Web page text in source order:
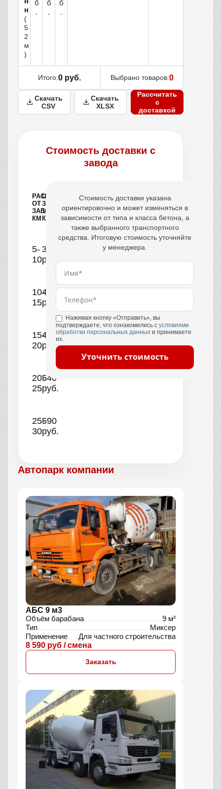
н
(
5
2
м
)
б
.
б
.
б
.
Итого:0 руб. Выбрано товаров:0
Скачать
CSV
Скачать
XLSX
Рассчитать
с
доставкой
Стоимость доставки с
завода
РАССТОЯНИЕ
ОТ
ЗАВОДА,
КМ
ЦЕНА
ЗА
1
КУБ
5-
10
390
руб.
10-
15
440
руб.
15-
20
490
руб.
20-
25
540
руб.
25-
30
590
руб.
Стоимость доставки указана
ориентировочно и может изменяться в
зависимости от типа и класса бетона, а
также выбранного транспортного
средства. Итоговую стоимость уточняйте
у менеджера.
Нажимая кнопку «Отправить», вы
подтверждаете, что ознакомились с условиями
обработки персональных данных и принимаете
их.
Уточнить стоимость
Автопарк компании
АБС 9 м3
Объём барабана
9 м³
Тип
Миксер
Применение
Для частного строительства
8 590 руб / смена
Заказать